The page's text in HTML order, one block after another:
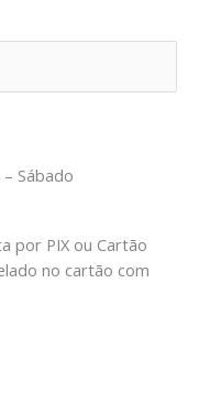
– Sábado
por PIX ou Cartão
no cartão com